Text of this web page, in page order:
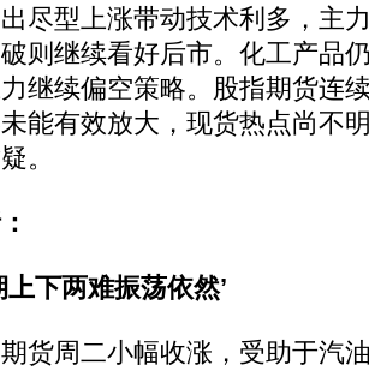
尽型上涨带动技术利多，主
则继续看好后市。化工产品
继续偏空策略。股指期货连
能有效放大，现货热点尚不
。
上下两难振荡依然’
周二小幅收涨，受助于汽